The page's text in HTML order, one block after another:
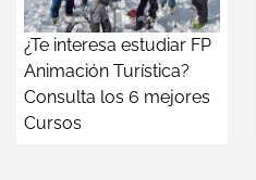
¿Te interesa estudiar FP
Animación Turística?
Consulta los 6 mejores
Cursos